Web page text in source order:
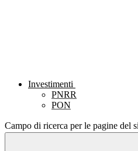
Investimenti
PNRR
PON
Campo di ricerca per le pagine del